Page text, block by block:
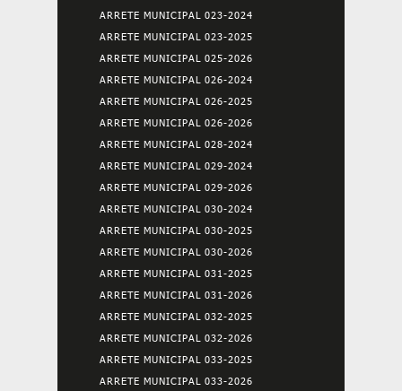
ARRETE MUNICIPAL 023-2024
ARRETE MUNICIPAL 023-2025
ARRETE MUNICIPAL 025-2026
ARRETE MUNICIPAL 026-2024
ARRETE MUNICIPAL 026-2025
ARRETE MUNICIPAL 026-2026
ARRETE MUNICIPAL 028-2024
ARRETE MUNICIPAL 029-2024
ARRETE MUNICIPAL 029-2026
ARRETE MUNICIPAL 030-2024
ARRETE MUNICIPAL 030-2025
ARRETE MUNICIPAL 030-2026
ARRETE MUNICIPAL 031-2025
ARRETE MUNICIPAL 031-2026
ARRETE MUNICIPAL 032-2025
ARRETE MUNICIPAL 032-2026
ARRETE MUNICIPAL 033-2025
ARRETE MUNICIPAL 033-2026